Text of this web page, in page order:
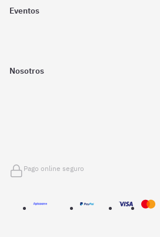
Eventos
Nosotros
Pago online seguro